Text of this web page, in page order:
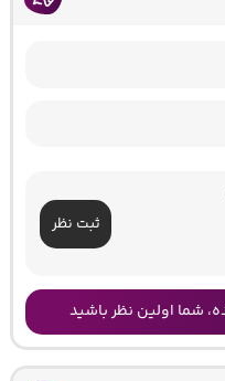
ثبت نظر
شما اولین نظر باشید